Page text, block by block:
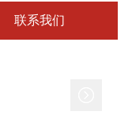
联系我们